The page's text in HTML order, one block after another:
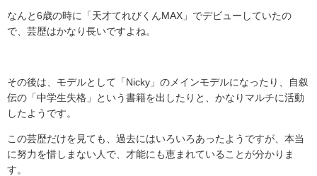
なんと6歳の時に「天才てれびくんMAX」でデビューしていたの
で、芸歴はかなり長いですよね。
その後は、モデルとして「Nicky」のメインモデルになったり、自叙
伝の「中学生失格」という書籍を出したりと、かなりマルチに活動
したようです。
この芸歴だけを見ても、過去にはいろいろあったようですが、本当
に努力を惜しまない人で、才能にも恵まれていることが分かりま
す。